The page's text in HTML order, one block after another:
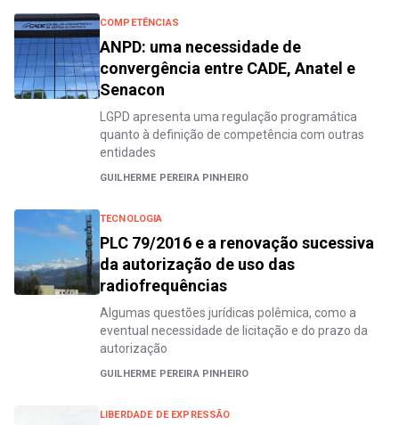
COMPETÊNCIAS
ANPD: uma necessidade de
convergência entre CADE, Anatel e
Senacon
LGPD apresenta uma regulação programática
quanto à definição de competência com outras
entidades
GUILHERME PEREIRA PINHEIRO
TECNOLOGIA
PLC 79/2016 e a renovação sucessiva
da autorização de uso das
radiofrequências
Algumas questões jurídicas polêmica, como a
eventual necessidade de licitação e do prazo da
autorização
GUILHERME PEREIRA PINHEIRO
LIBERDADE DE EXPRESSÃO